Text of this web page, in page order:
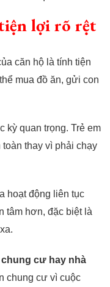
lợi rõ rệt
căn hộ là tính tiện
mua đồ ăn, gửi con
kỳ quan trọng. Trẻ em
thay vì phải chạy
hoạt động liên tục
tâm hơn, đặc biệt là
chung cư hay nhà
chung cư vì cuộc